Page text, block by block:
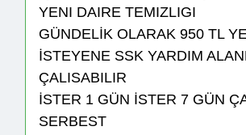
YENI DAIRE TEMIZLIGI
GÜNDELİK OLARAK 950 TL
İSTEYENE SSK YARDIM
ÇALISABILIR
İSTER 1 GÜN İSTER 7 GÜN
SERBEST